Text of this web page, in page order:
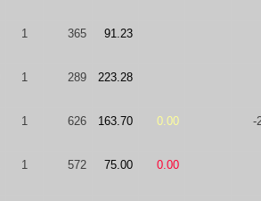
1 365 91.23
1 289 223.28
1 626 163.70 0.00 -
1 572 75.00 0.00